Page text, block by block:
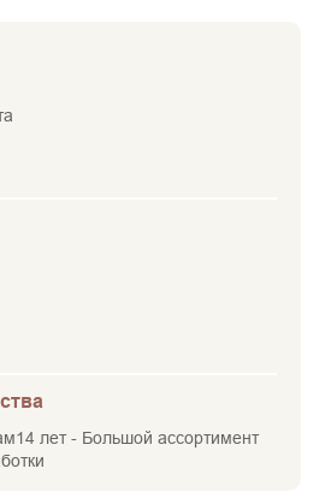
лет - Большой ассортимент